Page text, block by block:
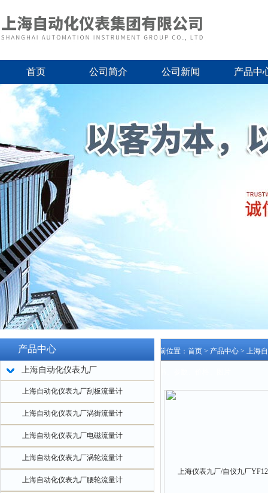
首页 公司简介 公司新闻 产品中
产品中心
上海自动化仪表九厂
上海自动化仪表九厂刮板流量计
上海自动化仪表九厂涡街流量计
上海自动化仪表九厂电磁流量计
上海自动化仪表九厂涡轮流量计
上海自动化仪表九厂腰轮流量计
当前位置： 首页 > 产品中心 > 上海